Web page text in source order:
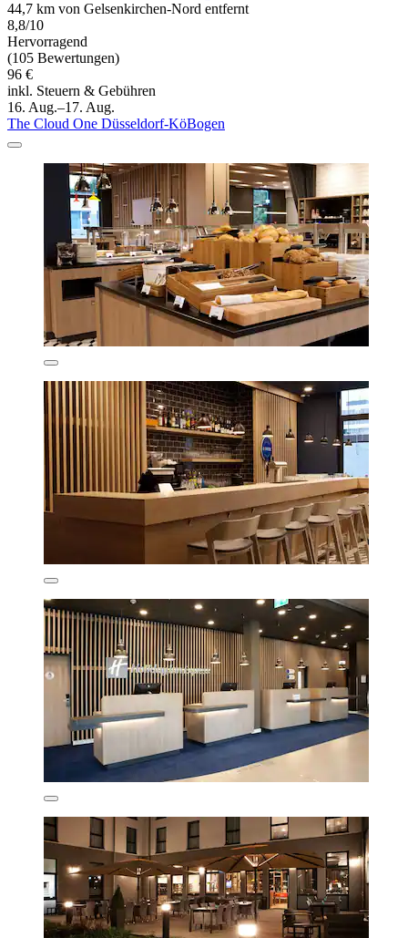
44,7 km von Gelsenkirchen-Nord entfernt
8,8/10
Hervorragend
(105 Bewertungen)
96 €
inkl. Steuern & Gebühren
16. Aug.–17. Aug.
The Cloud One Düsseldorf-KöBogen